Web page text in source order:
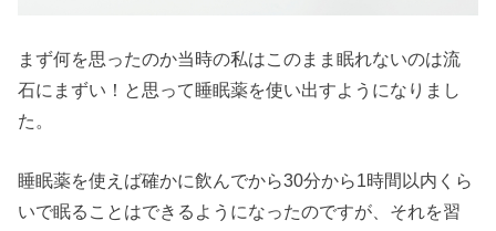
まず何を思ったのか当時の私はこのまま眠れないのは流
石にまずい！と思って睡眠薬を使い出すようになりまし
た。
睡眠薬を使えば確かに飲んでから30分から1時間以内くら
いで眠ることはできるようになったのですが、それを習